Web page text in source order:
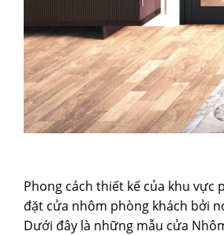
Phong cách thiết kế của khu vực
đặt cửa nhôm phòng khách bởi
Dưới đây là những mẫu cửa